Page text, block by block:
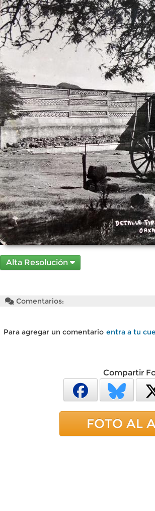
Alta Resolución
Comentarios:
Para agregar un comentario entra a tu
Compartir
FOTO AL